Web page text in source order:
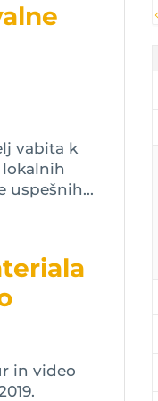
vabita k
lokalnih
uspešnih...
in video